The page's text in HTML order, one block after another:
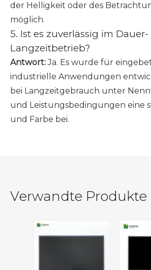
der Helligkeit oder des
möglich.
5. Ist es zuverlässig im
Langzeitbetrieb?
Antwort:Ja. Es wurde für
industrielle Anwendungen
bei Langzeitgebrauch unter
und Leistungsbedingungen eine
und Farbe bei.
Verwandte Produkte